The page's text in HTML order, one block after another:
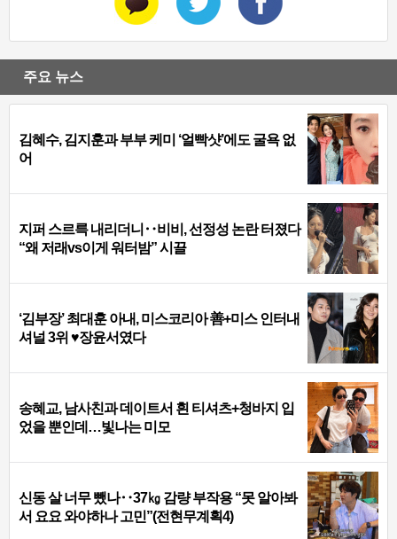
주요 뉴스
김혜수, 김지훈과 부부 케미 ‘얼빡샷’에도 굴욕 없
어
지퍼 스르륵 내리더니‥비비, 선정성 논란 터졌다
“왜 저래vs이게 워터밤” 시끌
‘김부장’ 최대훈 아내, 미스코리아 善+미스 인터내
셔널 3위 ♥장윤서였다
송혜교, 남사친과 데이트서 흰 티셔츠+청바지 입
었을 뿐인데…빛나는 미모
신동 살 너무 뺐나‥37㎏ 감량 부작용 “못 알아봐
서 요요 와야하나 고민”(전현무계획4)